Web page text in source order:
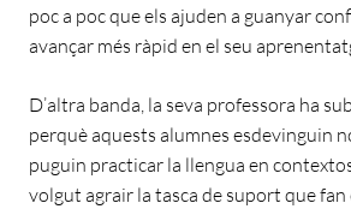
poc a poc que els ajuden a guanyar
avançar més ràpid en el seu
D’altra banda, la seva professora ha
perquè aquests alumnes esdevinguin
puguin practicar la llengua en
volgut agrair la tasca de suport que